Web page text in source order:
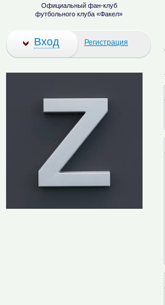
Официальный фан-клуб
футбольного клуба «Факел»
Вход Регистрация